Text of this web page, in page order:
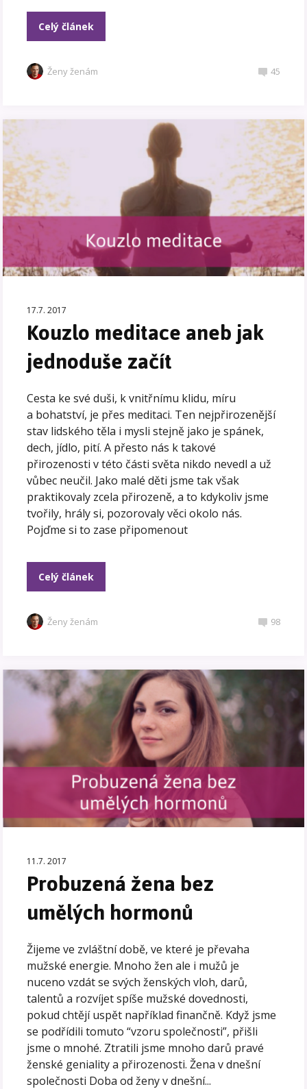
Celý článek
Ženy ženám 45
17.7. 2017
Kouzlo meditace aneb jak
jednoduše začít
Cesta ke své duši, k vnitřnímu klidu, míru
a bohatství, je přes meditaci. Ten nejpřirozenější
stav lidského těla i mysli stejně jako je spánek,
dech, jídlo, pití. A přesto nás k takové
přirozenosti v této části světa nikdo nevedl a už
vůbec neučil. Jako malé děti jsme tak však
praktikovaly zcela přirozeně, a to kdykoliv jsme
tvořily, hrály si, pozorovaly věci okolo nás.
Pojďme si to zase připomenout
Celý článek
Ženy ženám 98
11.7. 2017
Probuzená žena bez
umělých hormonů
Žijeme ve zvláštní době, ve které je převaha
mužské energie. Mnoho žen ale i mužů je
nuceno vzdát se svých ženských vloh, darů,
talentů a rozvíjet spíše mužské dovednosti,
pokud chtějí uspět například finančně. Když jsme
se podřídili tomuto “vzoru společnosti”, přišli
jsme o mnohé. Ztratili jsme mnoho darů pravé
ženské geniality a přirozenosti. Žena v dnešní
společnosti Doba od ženy v dnešní...